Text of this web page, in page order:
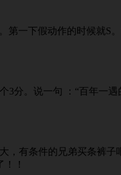
第一下假动作的时候就S
3分。说一句 ：“百年一遇
，有条件的兄弟买条裤子
！